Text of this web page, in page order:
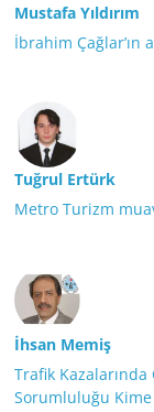
Mustafa Yıldırım
İbrahim Çağlar’ın
Tuğrul Ertürk
Metro Turizm
İhsan Memiş
Trafik
Sorumluluğu